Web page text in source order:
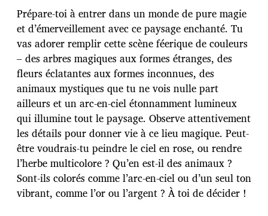
e
d
e
p
u
b
l
i
c
a
t
i
o
n
Prépare-toi à entrer dans un monde de pure magie
et d’émerveillement avec ce paysage enchanté. Tu
vas adorer remplir cette scène féerique de couleurs
– des arbres magiques aux formes étranges, des
fleurs éclatantes aux formes inconnues, des
animaux mystiques que tu ne vois nulle part
ailleurs et un arc-en-ciel étonnamment lumineux
qui illumine tout le paysage. Observe attentivement
les détails pour donner vie à ce lieu magique. Peut-
être voudrais-tu peindre le ciel en rose, ou rendre
l’herbe multicolore ? Qu’en est-il des animaux ?
Sont-ils colorés comme l’arc-en-ciel ou d’un seul ton
vibrant, comme l’or ou l’argent ? À toi de décider !